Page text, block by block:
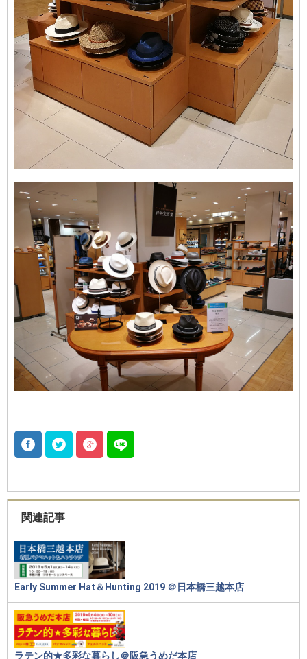
関連記事
Early Summer Hat＆Hunting 2019 ＠日本橋三越本店
ラテン的★多彩な暮らし＠阪急うめだ本店